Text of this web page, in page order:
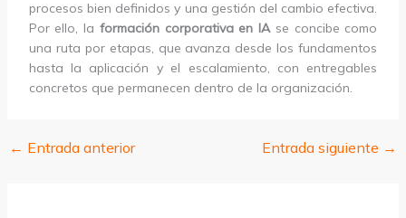
procesos bien definidos y una gestión del cambio efectiva.
Por ello, la formación corporativa en IAse concibe como
una ruta por etapas, que avanza desde los fundamentos
hasta la aplicación y el escalamiento, con entregables
concretos que permanecen dentro de la organización.
← Entrada anterior Entrada siguiente →